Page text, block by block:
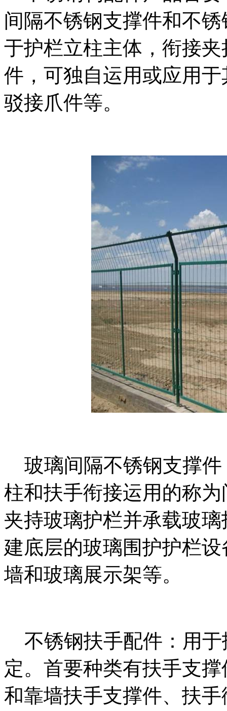
间隔不锈钢支撑件和不
于护栏立柱主体，衔接
件，可独自运用或应用
驳接爪件等。
玻璃间隔不锈钢支撑件
柱和扶手衔接运用的称
夹持玻璃护栏并承载玻
建底层的玻璃围护护栏
墙和玻璃展示架等。
不锈钢扶手配件：用于
定。首要种类有扶手支
和靠墙扶手支撑件、扶